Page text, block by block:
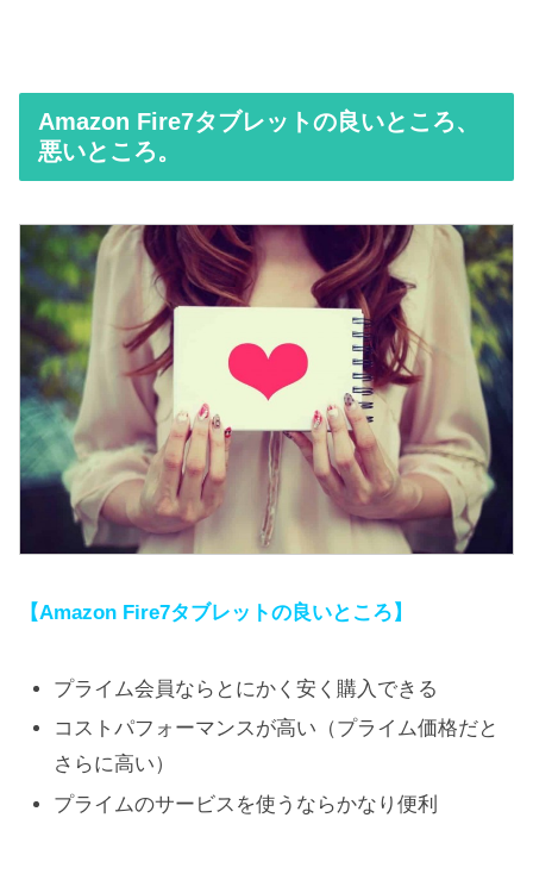
Amazon Fire7タブレットの良いところ、
悪いところ。
【Amazon Fire7タブレットの良いところ】
プライム会員ならとにかく安く購入できる
コストパフォーマンスが高い（プライム価格だと
さらに高い）
プライムのサービスを使うならかなり便利